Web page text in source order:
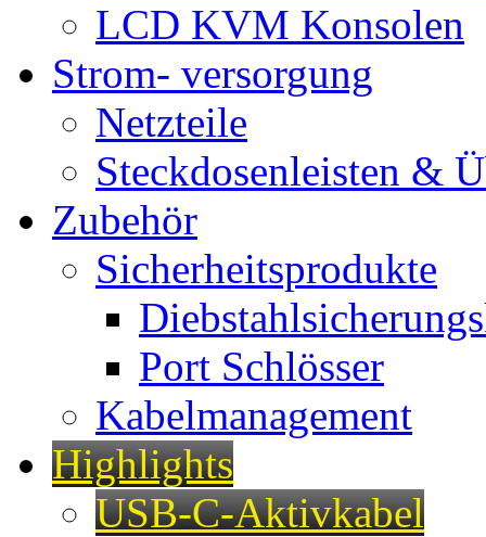
LCD KVM Konsolen
Strom- versorgung
Netzteile
Steckdosenleisten &
Zubehör
Sicherheitsprodukte
Port Schlösser
Kabelmanagement
Highlights
USB-C-Aktivkabel